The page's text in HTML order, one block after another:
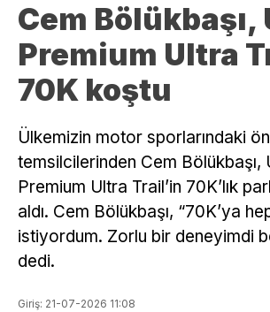
Cem Bölükbaşı,
Premium Ultra
70K koştu
Ülkemizin motor sporlarındaki
temsilcilerinden Cem Bölükbaşı,
Premium Ultra Trail’in 70K’lık
aldı. Cem Bölükbaşı, “70K’ya
istiyordum. Zorlu bir deneyimdi
dedi.
Giriş: 21-07-2026 11:08